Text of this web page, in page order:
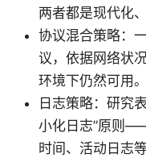
两者都是现代化
协议混合策略：
议，依据网络状
环境下仍然可用。
日志策略：研究
小化日志”原则
时间、活动日志